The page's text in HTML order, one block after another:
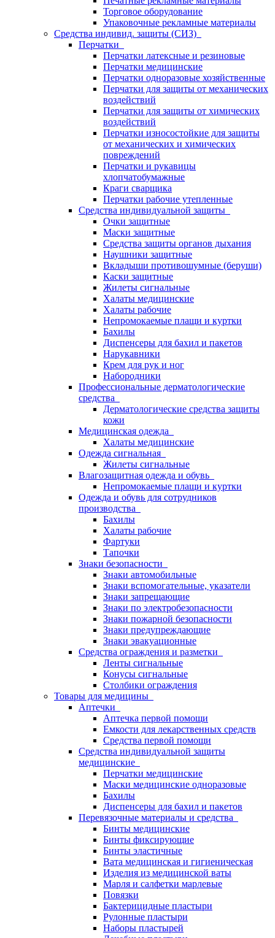
Торговое оборудование
Упаковочные рекламные материалы
Средства индивид. защиты (СИЗ)
Перчатки
Перчатки латексные и резиновые
Перчатки медицинские
Перчатки одноразовые хозяйственные
Перчатки для защиты от механических
воздействий
Перчатки для защиты от химических
воздействий
Перчатки износостойкие для защиты
от механических и химических
повреждений
Перчатки и рукавицы
хлопчатобумажные
Краги сварщика
Перчатки рабочие утепленные
Средства индивидуальной защиты
Очки защитные
Маски защитные
Средства защиты органов дыхания
Наушники защитные
Вкладыши противошумные (беруши)
Каски защитные
Жилеты сигнальные
Халаты медицинские
Халаты рабочие
Непромокаемые плащи и куртки
Бахилы
Диспенсеры для бахил и пакетов
Нарукавники
Крем для рук и ног
Набородники
Профессиональные дерматологические
средства
Дерматологические средства защиты
кожи
Медицинская одежда
Халаты медицинские
Одежда сигнальная
Жилеты сигнальные
Влагозащитная одежда и обувь
Непромокаемые плащи и куртки
Одежда и обувь для сотрудников
производства
Бахилы
Халаты рабочие
Фартуки
Тапочки
Знаки безопасности
Знаки автомобильные
Знаки вспомогательные, указатели
Знаки запрещающие
Знаки по электробезопасности
Знаки пожарной безопасности
Знаки предупреждающие
Знаки эвакуационные
Средства ограждения и разметки
Ленты сигнальные
Конусы сигнальные
Столбики ограждения
Товары для медицины
Аптечки
Аптечка первой помощи
Емкости для лекарственных средств
Средства первой помощи
Средства индивидуальной защиты
медицинские
Перчатки медицинские
Маски медицинские одноразовые
Бахилы
Диспенсеры для бахил и пакетов
Перевязочные материалы и средства
Бинты медицинские
Бинты фиксирующие
Бинты эластичные
Вата медицинская и гигиеническая
Изделия из медицинской ваты
Марля и салфетки марлевые
Повязки
Бактерицидные пластыри
Рулонные пластыри
Наборы пластырей